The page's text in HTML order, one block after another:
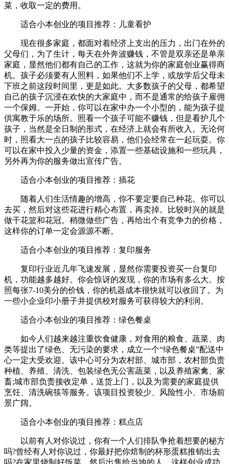
菜，收取一定的费用。
适合小本创业的项目推荐：儿童看护
现在很多家庭，都面对着经济上支出的压力，出门在外的
父母们，为了生计，每天在外奔波赚钱，不管是双亲还是单亲
家庭，显然他们都有自己的工作，这就为你的家庭创业赢得商
机。孩子必须要有人照料，如果他们不上学，或放学后父母未
下班之前这段时间里，更是如此。大多数孩子的父母，都希望
自己的孩子沉浸在欢快的大家庭中，而不是通常的给孩子雇佣
一个保姆。一开始，你可以在家中办一个小型的，能为孩子提
供寓教于乐的场所。照看一个孩子可能不赚钱，但是看护几个
孩子，当然是全日制的形式，在经济上就会有所收入。无论何
时，照看大一点的孩子比较容易，他们会经常在一起玩耍。你
可以在家中投入少量的资金，添置一些基础设施和一些玩具，
另外再为你的服务做出宣传广告。
适合小本创业的项目推荐：插花
随着人们生活情趣的增高，你不要定要自己种花。你可以
去买，然后对这些花进行精心布置，再卖掉。比较时兴的就是
做干花篮和花冠。稍微做些广告，再给出个有竞争力的价格，
这样你的订单一定会源源不断。
适合小本创业的项目推荐：复印服务
复印行业近几年飞速发展，显然你需要投资买一台复印
机，功能越多越好。你会惊讶的发现，你的市场有多么大。按
照每张7-10美分的价钱，你的机器成本很快就可以收回了。为
一些小企业印小册子并提供校对服务可获得较大的利润。
适合小本创业的项目推荐：绿色餐桌
如今人们越来越注重饮食健康，对食用的粮食、蔬菜、肉
类等提出了绿色、无污染的要求，成立一个“绿色餐桌”配送中
心一定大受欢迎。该中心可分为农村部、城市部，农村部负责
种植、养殖、清洗、包装绿色无公害蔬菜，以及养殖家禽、家
畜;城市部负责接收定单，送货上门，以及为需要的家庭提供
烹饪、清洗碗筷等服务。该项目投资较少、风险性小、市场前
景广阔。
适合小本创业的项目推荐：糕点店
以前有人对你说过，你有一个人们排队争抢着想要的秘方
吗?曾经有人对你说过，你最好把你焙制的杯形蛋糕推销出去
吗?在家里烧制好饭菜，然后出售给当地的人，这样创业成功